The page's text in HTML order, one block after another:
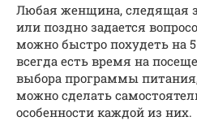
Любая женщина, следящая
или поздно задается
можно быстро похудеть на
всегда есть время на
выбора программы питания,
можно сделать
особенности каждой из них.